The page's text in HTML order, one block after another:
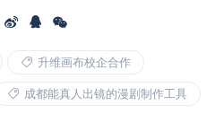
升维画布校企合作
成都能真人出镜的漫剧制作工具